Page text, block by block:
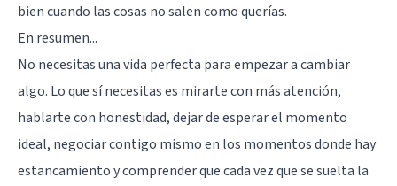
bien cuando las cosas no salen como querías.
En resumen...
No necesitas una vida perfecta para empezar a cambiar
algo. Lo que sí necesitas es mirarte con más atención,
hablarte con honestidad, dejar de esperar el momento
ideal, negociar contigo mismo en los momentos donde hay
estancamiento y comprender que cada vez que se suelta la